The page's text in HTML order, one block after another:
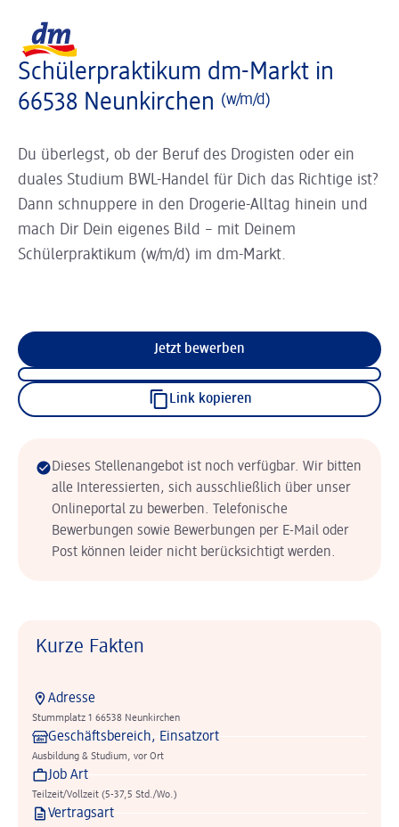
Schülerpraktikum dm-Markt in
66538 Neunkirchen (w/m/d)
Du überlegst, ob der Beruf des Drogisten oder ein
duales Studium BWL-Handel für Dich das Richtige ist?
Dann schnuppere in den Drogerie-Alltag hinein und
mach Dir Dein eigenes Bild – mit Deinem
Schülerpraktikum (w/m/d) im dm-Markt.
Jetzt bewerben
Link kopieren
Dieses Stellenangebot ist noch verfügbar. Wir bitten
alle Interessierten, sich ausschließlich über unser
Onlineportal zu bewerben. Telefonische
Bewerbungen sowie Bewerbungen per E-Mail oder
Post können leider nicht berücksichtigt werden.
Kurze Fakten
Adresse
Stummplatz 1 66538 Neunkirchen
Geschäftsbereich, Einsatzort
Ausbildung & Studium, vor Ort
Job Art
Teilzeit/Vollzeit (5-37,5 Std./Wo.)
Vertragsart